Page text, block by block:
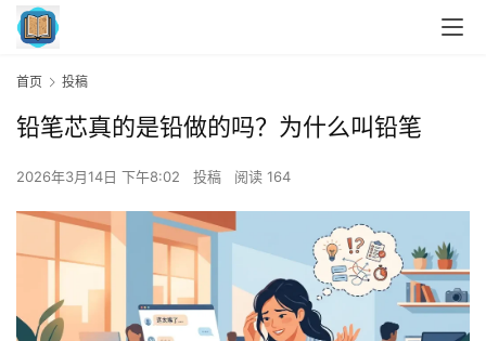
首页 投稿
铅笔芯真的是铅做的吗？为什么叫铅笔
2026年3月14日 下午8:02 投稿 阅读 164